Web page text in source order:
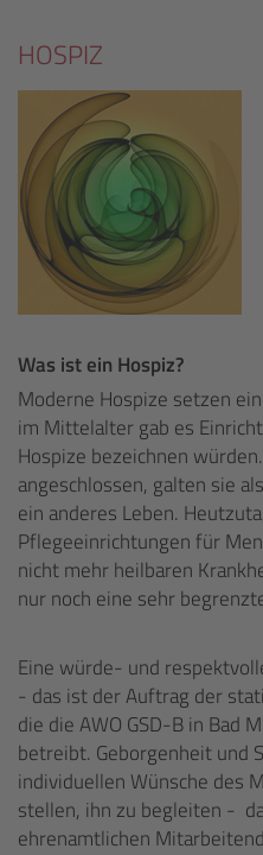
HOSPIZ
Was ist ein Hospiz?
Moderne Hospize setzen
im Mittelalter gab es
Hospize bezeichnen
angeschlossen, galten sie
ein anderes Leben.
Pflegeeinrichtungen für
nicht mehr heilbaren
nur noch eine sehr
Eine würde- und
- das ist der Auftrag der
die die AWO GSD-B in Bad
betreibt. Geborgenheit und
individuellen Wünsche des
stellen, ihn zu begleiten -
ehrenamtlichen